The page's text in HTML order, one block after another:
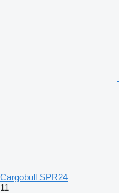
Cargobull SPR24
11